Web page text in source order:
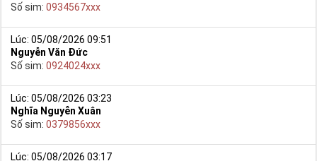
Số sim: 0934567xxx
Lúc: 05/08/2026 09:51
Nguyễn Văn Đức
Số sim: 0924024xxx
Lúc: 05/08/2026 03:23
Nghĩa Nguyễn Xuân
Số sim: 0379856xxx
Lúc: 05/08/2026 03:17